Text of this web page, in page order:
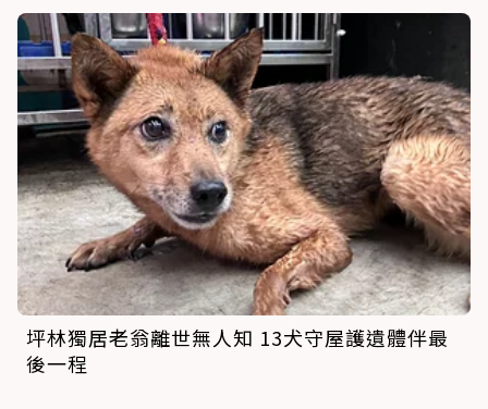
坪林獨居老翁離世無人知 13犬守屋護遺體伴最
後一程